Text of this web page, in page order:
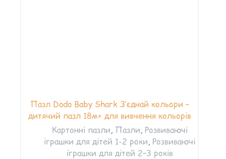
Пазл Dodo Baby Shark З’єднай кольори –
дитячий пазл 18м+ для вивчення кольорів
Картонні пазли, Пазли, Розвиваючі
іграшки для дітей 1-2 роки, Розвиваючі
іграшки для дітей 2–3 років